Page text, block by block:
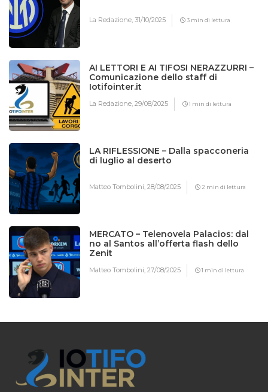
La Redazione,31/10/2025 3 min di lettura
AI LETTORI E AI TIFOSI NERAZZURRI –
Comunicazione dello staff di
Iotifointer.it
La Redazione,29/08/2025 1 min di lettura
LA RIFLESSIONE – Dalla spacconeria
di luglio al deserto
Matteo Tombolini,28/08/2025 2 min di lettura
MERCATO – Telenovela Palacios: dal
no al Santos all’offerta flash dello
Zenit
Matteo Tombolini,27/08/2025 1 min di lettura